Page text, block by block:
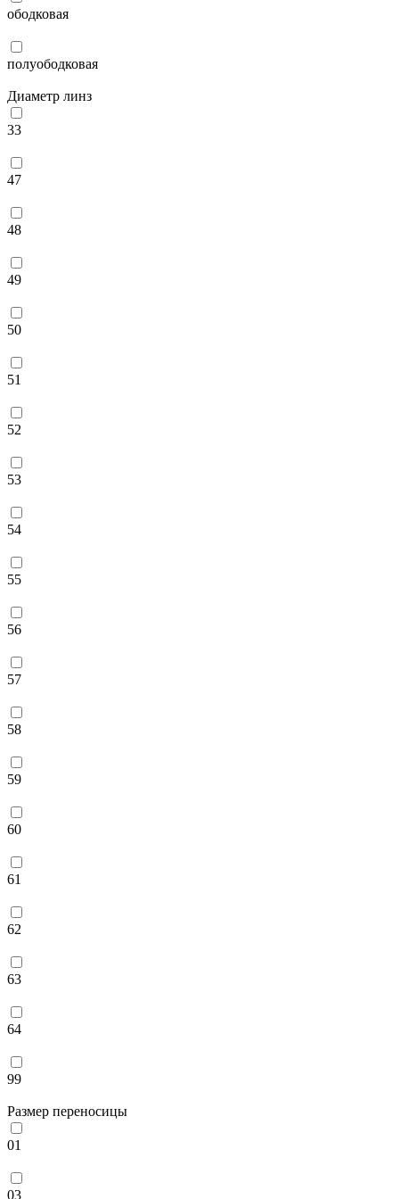
ободковая
полуободковая
Диаметр линз
33
47
48
49
50
51
52
53
54
55
56
57
58
59
60
61
62
63
64
99
Размер переносицы
01
03